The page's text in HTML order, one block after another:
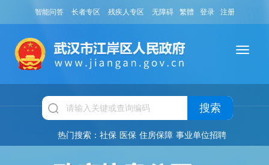
智能问答 长者专区 残疾人专区 无障碍 繁體 登录 注册
搜索
热门搜索： 社保 医保 住房保障 事业单位招聘